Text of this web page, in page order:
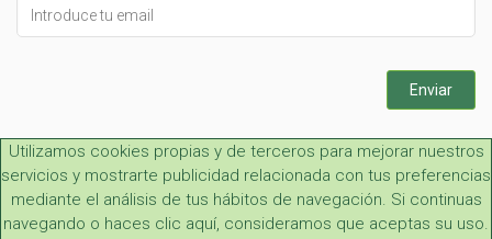
this
field
Enviar
Utilizamos cookies propias y de terceros para mejorar nuestros
servicios y mostrarte publicidad relacionada con tus preferencias
mediante el análisis de tus hábitos de navegación. Si continuas
navegando o haces clic aquí, consideramos que aceptas su uso.